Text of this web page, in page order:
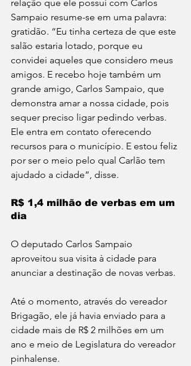
relação que ele possui com Carlos
Sampaio resume-se em uma palavra:
gratidão. “Eu tinha certeza de que este
salão estaria lotado, porque eu
convidei aqueles que considero meus
amigos. E recebo hoje também um
grande amigo, Carlos Sampaio, que
demonstra amar a nossa cidade, pois
sequer preciso ligar pedindo verbas.
Ele entra em contato oferecendo
recursos para o município. E estou feliz
por ser o meio pelo qual Carlão tem
ajudado a cidade”, disse.
R$ 1,4 milhão de verbas em um
dia
O deputado Carlos Sampaio
aproveitou sua visita à cidade para
anunciar a destinação de novas verbas.
Até o momento, através do vereador
Brigagão, ele já havia enviado para a
cidade mais de R$ 2 milhões em um
ano e meio de Legislatura do vereador
pinhalense.